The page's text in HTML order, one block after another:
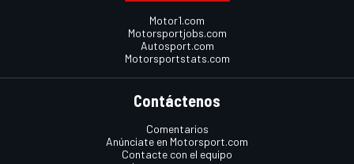
Motor1.com
Motorsportjobs.com
Autosport.com
Motorsportstats.com
Contáctenos
Comentarios
Anúnciate en Motorsport.com
Contacte con el equipo